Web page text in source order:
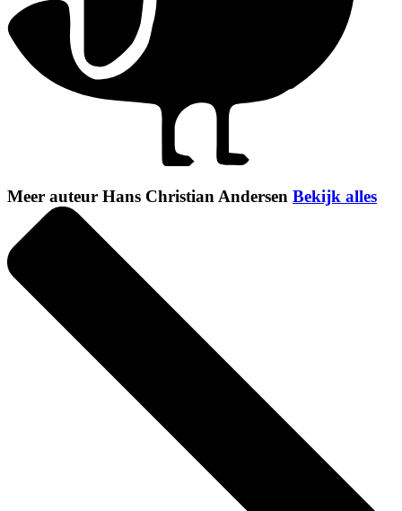
Meer auteur Hans Christian Andersen Bekijk alles